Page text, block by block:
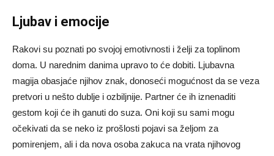
Ljubav i emocije
Rakovi su poznati po svojoj emotivnosti i želji za toplinom
doma. U narednim danima upravo to će dobiti. Ljubavna
magija obasjaće njihov znak, donoseći mogućnost da se veza
pretvori u nešto dublje i ozbiljnije. Partner će ih iznenaditi
gestom koji će ih ganuti do suza. Oni koji su sami mogu
očekivati da se neko iz prošlosti pojavi sa željom za
pomirenjem, ali i da nova osoba zakuca na vrata njihovog